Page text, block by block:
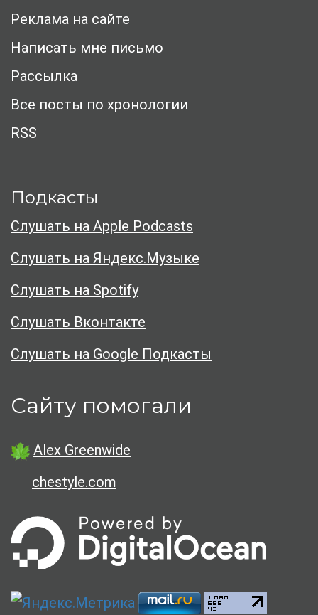
Реклама на сайте
Написать мне письмо
Рассылка
Все посты по хронологии
RSS
Подкасты
Слушать на Apple Podcasts
Слушать на Яндекс.Музыке
Слушать на Spotify
Слушать Вконтакте
Слушать на Google Подкасты
Сайту помогали
Alex Greenwide
chestyle.com